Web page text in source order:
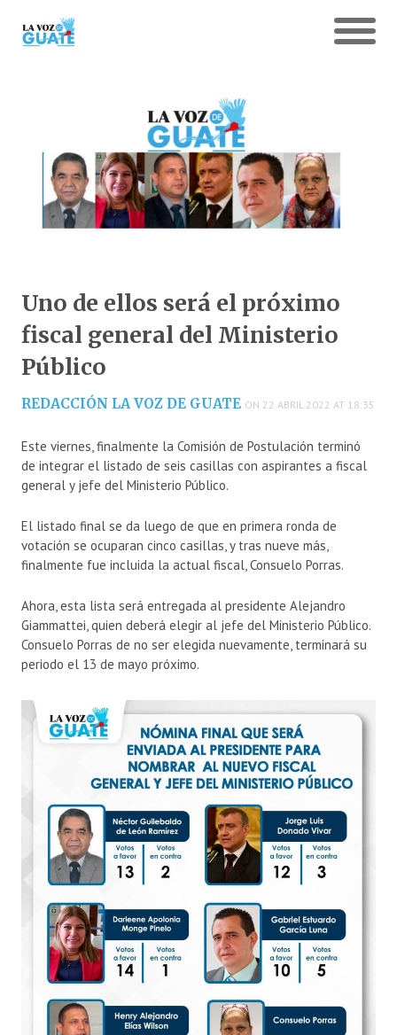
Uno de ellos será el próximo
fiscal general del Ministerio
Público
REDACCIÓN LA VOZ DE GUATE ON 22 ABRIL 2022 AT 18:35
Este viernes, finalmente la Comisión de Postulación terminó
de integrar el listado de seis casillas con aspirantes a fiscal
general y jefe del Ministerio Público.
El listado final se da luego de que en primera ronda de
votación se ocuparan cinco casillas, y tras nueve más,
finalmente fue incluida la actual fiscal, Consuelo Porras.
Ahora, esta lista será entregada al presidente Alejandro
Giammattei, quien deberá elegir al jefe del Ministerio Público.
Consuelo Porras de no ser elegida nuevamente, terminará su
periodo el 13 de mayo próximo.